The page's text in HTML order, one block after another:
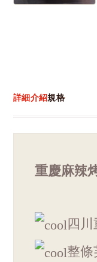
詳細介紹規格
重慶麻辣
四
整條